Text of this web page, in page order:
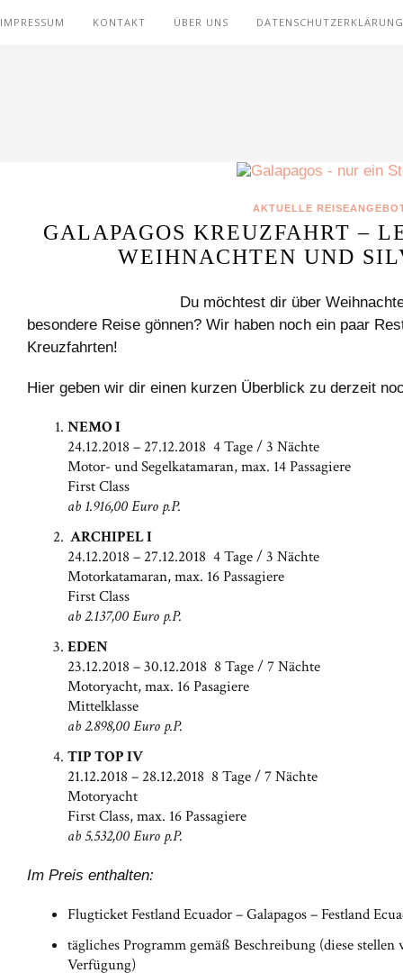
IMPRESSUM KONTAKT ÜBER UNS DATENSCHUTZERKLÄRUNG
AKTUELLE
GALAPAGOS KREUZFAHRT –
WEIHNACHTEN UND
Du möchtest dir über
besondere Reise gönnen? Wir haben noch ein paar
Kreuzfahrten!
Hier geben wir dir einen kurzen Überblick zu derzeit
NEMO I
24.12.2018 – 27.12.2018 4 Tage / 3 Nächte
Motor- und Segelkatamaran, max. 14 Passagiere
First Class
ab 1.916,00 Euro p.P.
ARCHIPEL I
24.12.2018 – 27.12.2018 4 Tage / 3 Nächte
Motorkatamaran, max. 16 Passagiere
First Class
ab 2.137,00 Euro p.P.
EDEN
23.12.2018 – 30.12.2018 8 Tage / 7 Nächte
Motoryacht, max. 16 Pasagiere
Mittelklasse
ab 2.898,00 Euro p.P.
TIP TOP IV
21.12.2018 – 28.12.2018 8 Tage / 7 Nächte
Motoryacht
First Class, max. 16 Passagiere
ab 5.532,00 Euro p.P.
Im Preis enthalten:
Flugticket Festland Ecuador – Galapagos – Festland
tägliches Programm gemäß Beschreibung (diese
Verfügung)